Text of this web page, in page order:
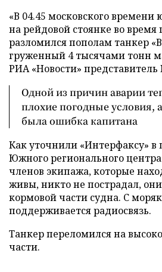
«В 04.45 московского времени
на рейдовой стоянке во
разломился пополам танкер
груженный 4 тысячами тонн
РИА «Новости»
Одной из причин аварии
плохие погодные условия,
была ошибка капитана
Как уточнили «Интерфаксу» в
Южного регионального
членов экипажа, которые
живы, никто не пострадал, они
кормовой части судна. С
поддерживается радиосвязь.
Танкер переломился на
части.